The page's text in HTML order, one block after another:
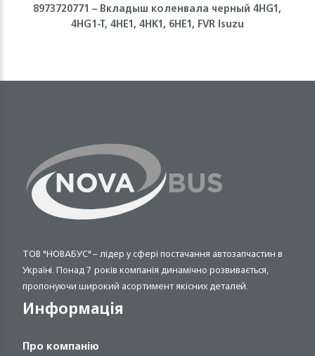
8973720771 – Вкладыш коленвала черный 4HG1,
4HG1-T, 4HE1, 4HK1, 6НЕ1, FVR Isuzu
ТОВ "НОВАБУС" – лідер у сфері постачання автозапчастин в
Україні. Понад 7 років компанія динамічно розвивається,
пропонуючи широкий асортимент якісних деталей.
Информація
Про компанію